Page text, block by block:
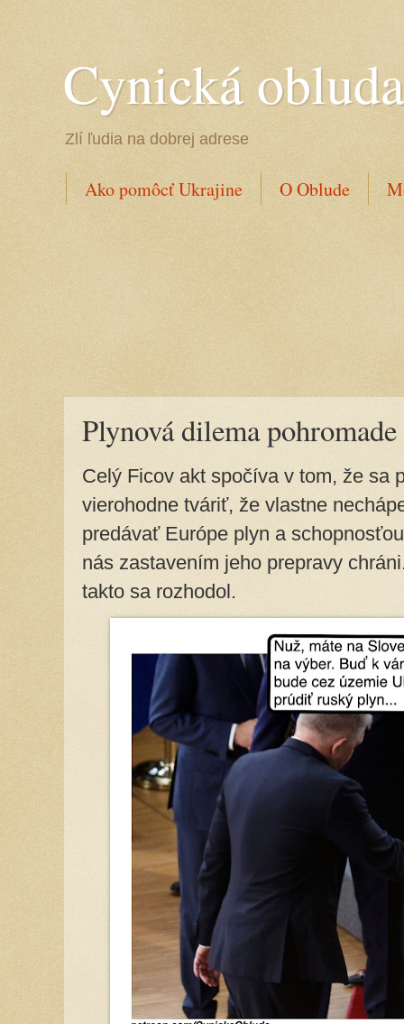
Cynická obluda
Zlí ľudia na dobrej adrese
Ako pomôcť Ukrajine O Oblude
Plynová dilema pohromade
Celý Ficov akt spočíva v tom, že sa
vierohodne tváriť, že vlastne
predávať Európe plyn a
nás zastavením jeho prepravy
takto sa rozhodol.